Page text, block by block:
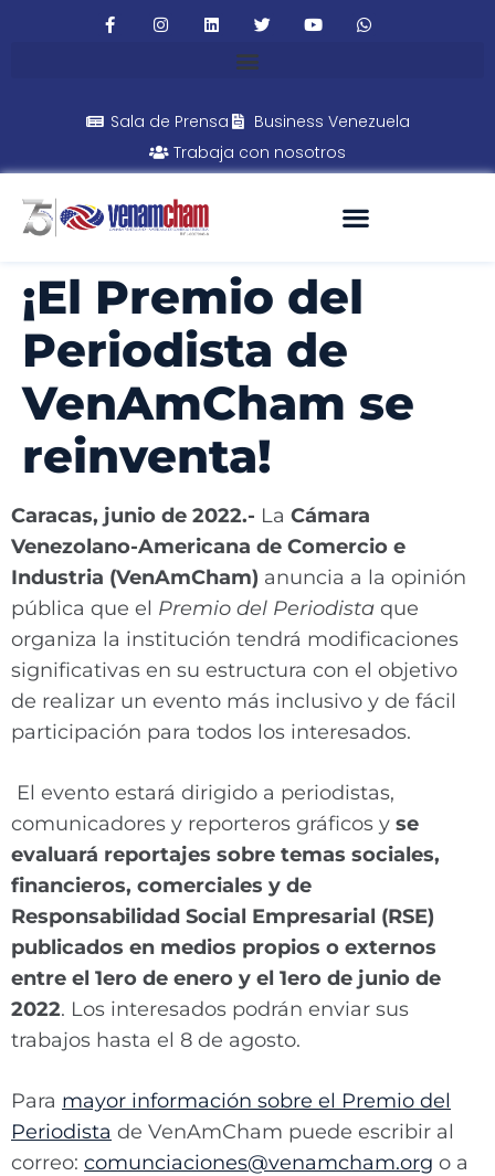
Sala de Prensa
Business Venezuela
Trabaja con nosotros
¡El Premio del
Periodista de
VenAmCham se
reinventa!
Caracas, junio de 2022.- La Cámara
Venezolano-Americana de Comercio e
Industria (VenAmCham) anuncia a la opinión
pública que el Premio del Periodista que
organiza la institución tendrá modificaciones
significativas en su estructura con el objetivo
de realizar un evento más inclusivo y de fácil
participación para todos los interesados.
El evento estará dirigido a periodistas,
comunicadores y reporteros gráficos y se
evaluará reportajes sobre temas sociales,
financieros, comerciales y de
Responsabilidad Social Empresarial (RSE)
publicados en medios propios o externos
entre el 1ero de enero y el 1ero de junio de
2022. Los interesados podrán enviar sus
trabajos hasta el 8 de agosto.
Para mayor información sobre el Premio del
Periodista de VenAmCham puede escribir al
correo: comunciaciones@venamcham.org o a